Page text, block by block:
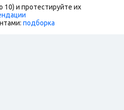
10) и протестируйте их
подборка